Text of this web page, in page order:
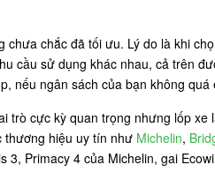
chắc đã tối ưu. Lý do là khi
cầu sử dụng khác nhau, cả trên
nếu ngân sách của bạn không
trò cực kỳ quan trọng nhưng lốp
thương hiệu uy tín như Michelin,
Primacy 4 của Michelin, gai